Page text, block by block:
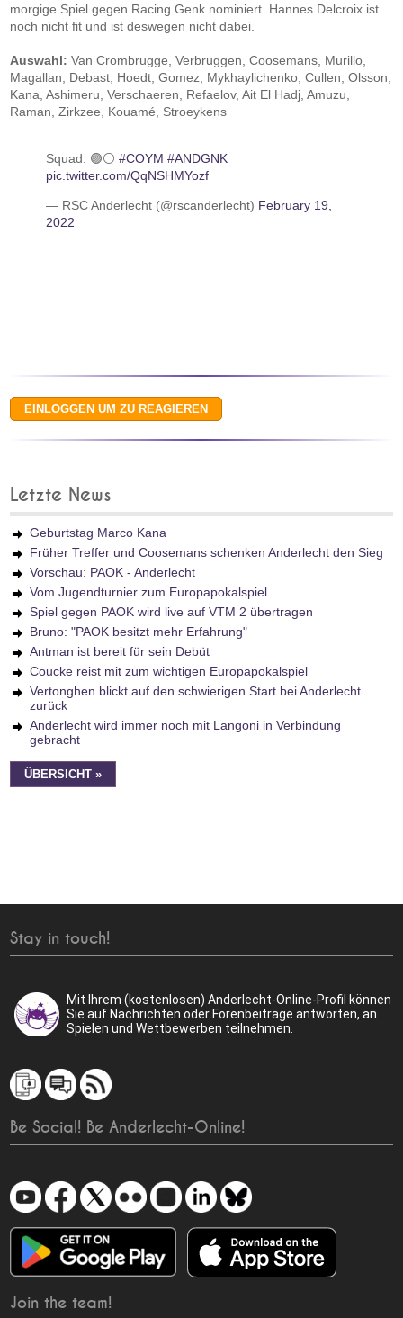
morgige Spiel gegen Racing Genk nominiert. Hannes Delcroix ist
noch nicht fit und ist deswegen nicht dabei.
Auswahl: Van Crombrugge, Verbruggen, Coosemans, Murillo,
Magallan, Debast, Hoedt, Gomez, Mykhaylichenko, Cullen, Olsson,
Kana, Ashimeru, Verschaeren, Refaelov, Ait El Hadj, Amuzu,
Raman, Zirkzee, Kouamé, Stroeykens
Squad. 🟣⚪#COYM #ANDGNK
pic.twitter.com/QqNSHMYozf
— RSC Anderlecht (@rscanderlecht) February 19,
2022
Letzte News
Geburtstag Marco Kana
Früher Treffer und Coosemans schenken Anderlecht den Sieg
Vorschau: PAOK - Anderlecht
Vom Jugendturnier zum Europapokalspiel
Spiel gegen PAOK wird live auf VTM 2 übertragen
Bruno: "PAOK besitzt mehr Erfahrung"
Antman ist bereit für sein Debüt
Coucke reist mit zum wichtigen Europapokalspiel
Vertonghen blickt auf den schwierigen Start bei Anderlecht
zurück
Anderlecht wird immer noch mit Langoni in Verbindung
gebracht
ÜBERSICHT »
Stay in touch!
Mit Ihrem (kostenlosen) Anderlecht-Online-Profil können
Sie auf Nachrichten oder Forenbeiträge antworten, an
Spielen und Wettbewerben teilnehmen.
Be Social! Be Anderlecht-Online!
Join the team!